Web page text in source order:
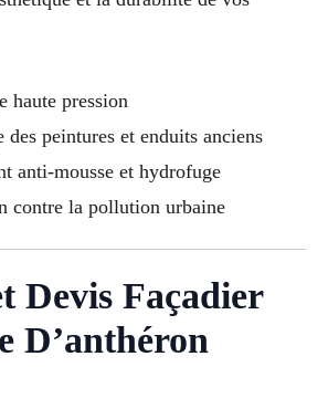
haute pression
des peintures et enduits anciens
anti-mousse et hydrofuge
contre la pollution urbaine
Devis Façadier
D’anthéron